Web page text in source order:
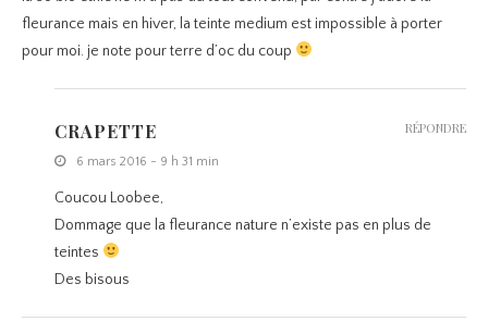
fleurance mais en hiver, la teinte medium est impossible à porter
pour moi. je note pour terre d’oc du coup
CRAPETTE
6 mars 2016 - 9 h 31 min
Coucou Loobee,
Dommage que la fleurance nature n’existe pas en plus de
teintes
Des bisous
RÉPONDRE